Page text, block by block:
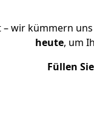
– wir kümmern
heute, um
Füllen